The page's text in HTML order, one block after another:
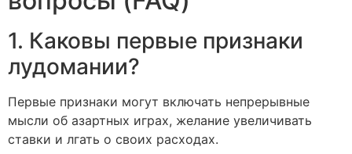
1. Каковы первые признаки
лудомании?
Первые признаки могут включать непрерывные
мысли об азартных играх, желание увеличивать
ставки и лгать о своих расходах.